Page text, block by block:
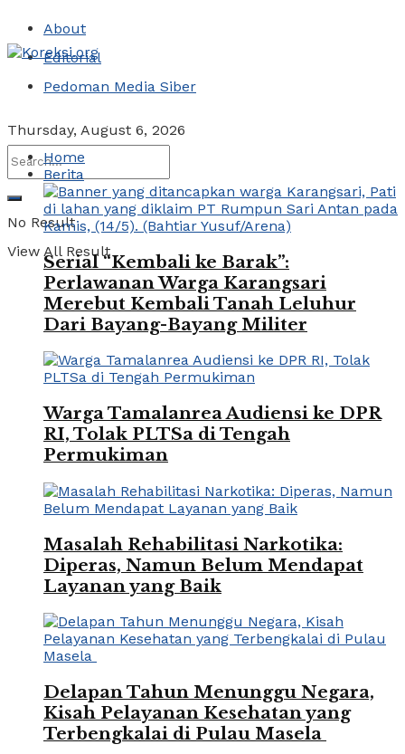
About
Editorial
Pedoman Media Siber
Thursday, August 6, 2026
No Result
View All Result
Home
Berita
Serial “Kembali ke Barak”:
Perlawanan Warga Karangsari
Merebut Kembali Tanah Leluhur
Dari Bayang-Bayang Militer
Warga Tamalanrea Audiensi ke DPR
RI, Tolak PLTSa di Tengah
Permukiman
Masalah Rehabilitasi Narkotika:
Diperas, Namun Belum Mendapat
Layanan yang Baik
Delapan Tahun Menunggu Negara,
Kisah Pelayanan Kesehatan yang
Terbengkalai di Pulau Masela